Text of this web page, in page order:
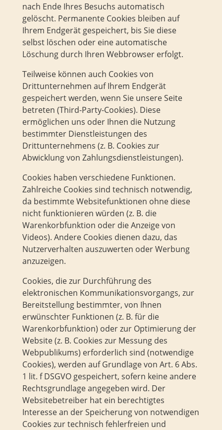
nach Ende Ihres Besuchs automatisch
gelöscht. Permanente Cookies bleiben auf
Ihrem Endgerät gespeichert, bis Sie diese
selbst löschen oder eine automatische
Löschung durch Ihren Webbrowser erfolgt.
Teilweise können auch Cookies von
Drittunternehmen auf Ihrem Endgerät
gespeichert werden, wenn Sie unsere Seite
betreten (Third-Party-Cookies). Diese
ermöglichen uns oder Ihnen die Nutzung
bestimmter Dienstleistungen des
Drittunternehmens (z. B. Cookies zur
Abwicklung von Zahlungsdienstleistungen).
Cookies haben verschiedene Funktionen.
Zahlreiche Cookies sind technisch notwendig,
da bestimmte Websitefunktionen ohne diese
nicht funktionieren würden (z. B. die
Warenkorbfunktion oder die Anzeige von
Videos). Andere Cookies dienen dazu, das
Nutzerverhalten auszuwerten oder Werbung
anzuzeigen.
Cookies, die zur Durchführung des
elektronischen Kommunikationsvorgangs, zur
Bereitstellung bestimmter, von Ihnen
erwünschter Funktionen (z. B. für die
Warenkorbfunktion) oder zur Optimierung der
Website (z. B. Cookies zur Messung des
Webpublikums) erforderlich sind (notwendige
Cookies), werden auf Grundlage von Art. 6 Abs.
1 lit. f DSGVO gespeichert, sofern keine andere
Rechtsgrundlage angegeben wird. Der
Websitebetreiber hat ein berechtigtes
Interesse an der Speicherung von notwendigen
Cookies zur technisch fehlerfreien und